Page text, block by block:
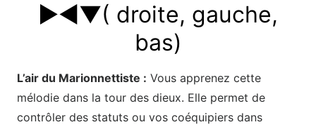
►◄▼( droite, gauche,
bas)
L’air du Marionnettiste : Vous apprenez cette
mélodie dans la tour des dieux. Elle permet de
contrôler des statuts ou vos coéquipiers dans